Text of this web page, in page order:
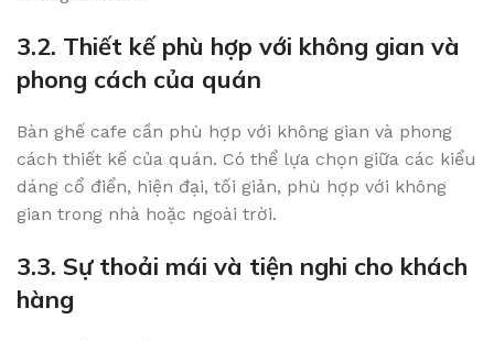
3.2. Thiết kế phù hợp với không gian và
phong cách của quán
Bàn ghế cafe cần phù hợp với không gian và phong
cách thiết kế của quán. Có thể lựa chọn giữa các kiểu
dáng cổ điển, hiện đại, tối giản, phù hợp với không
gian trong nhà hoặc ngoài trời.
3.3. Sự thoải mái và tiện nghi cho khách
hàng